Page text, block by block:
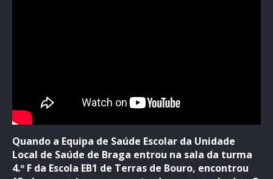
Quando a Equipa de Saúde Escolar da Unidade
Local de Saúde de Braga entrou na sala da turma
4.º F da Escola EB1 de Terras de Bouro, encontrou